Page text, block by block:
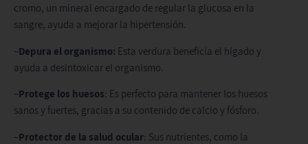
cromo, un mineral encargado de regular la glucosa en la
sangre, ayuda a mejorar la hipertensión.
–Depura el organismo: Esta verdura beneficia el hígado y
ayuda a desintoxicar el organismo.
–Protege los huesos: Es perfecto para mantener los huesos
sanos y fuertes, gracias a su contenido de calcio y fósforo.
–Protector de la salud ocular: Sus nutrientes, como la